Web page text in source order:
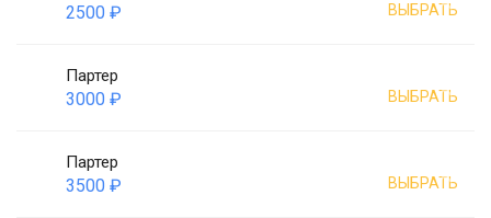
2500 ₽ ВЫБРАТЬ
Партер
3000 ₽ ВЫБРАТЬ
Партер
3500 ₽ ВЫБРАТЬ